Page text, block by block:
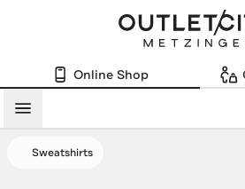
Online Shop
Menü
Sweatshirts